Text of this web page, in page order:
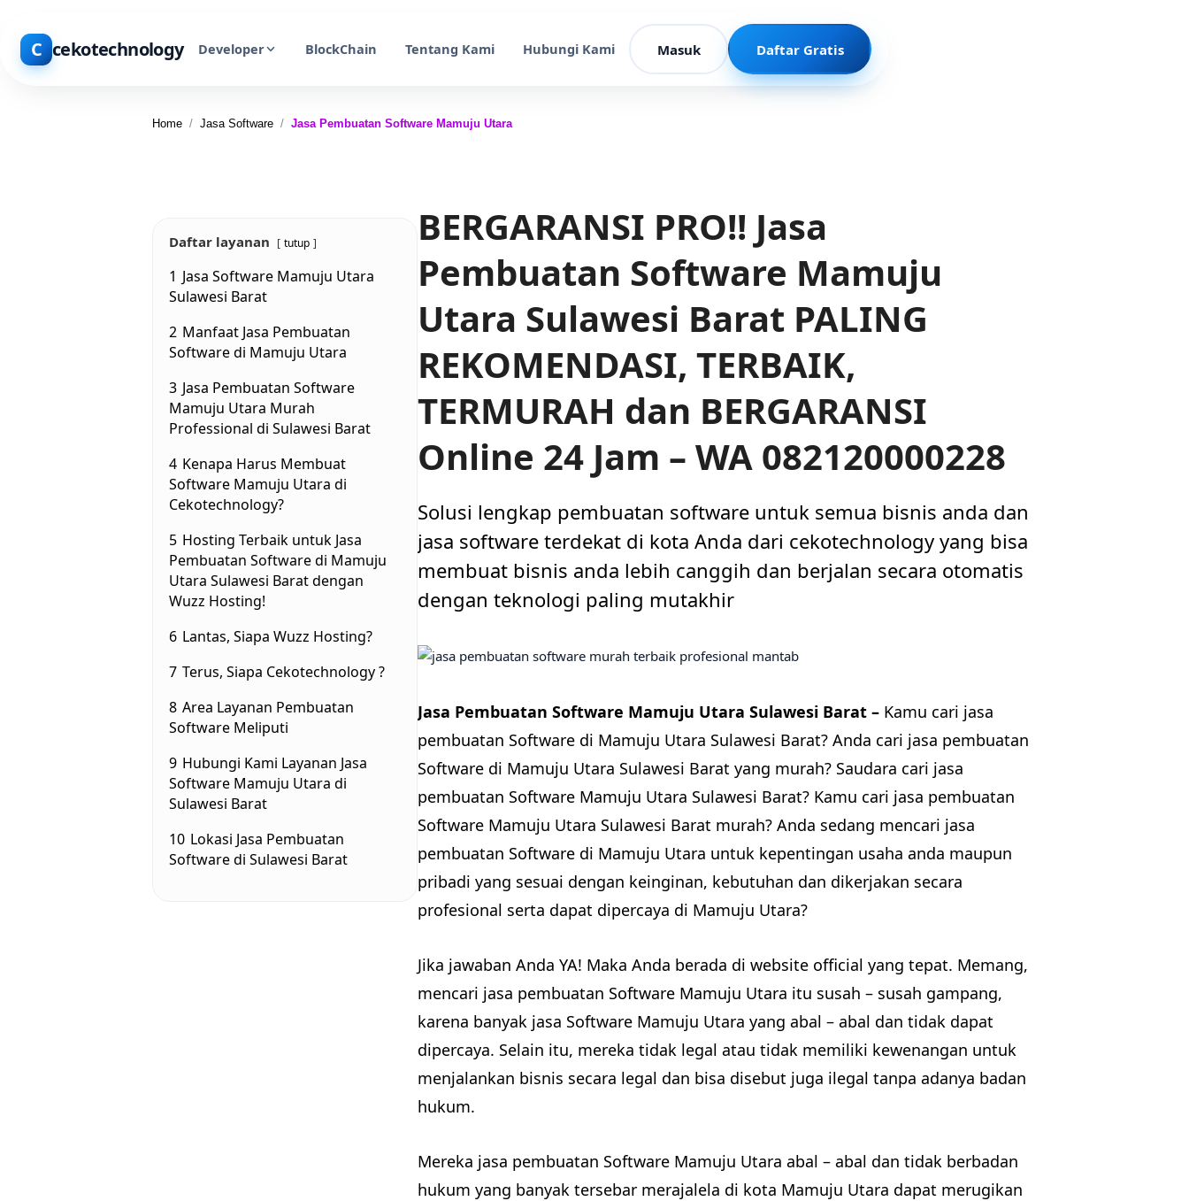
C cekotechnology Developer BlockChain Tentang Kami Hubungi Kami Masuk Daftar Gratis
Home / Jasa Software / Jasa Pembuatan Software Mamuju Utara
Daftar layanan tutup
1 Jasa Software Mamuju Utara
Sulawesi Barat
2 Manfaat Jasa Pembuatan
Software di Mamuju Utara
3 Jasa Pembuatan Software
Mamuju Utara Murah
Professional di Sulawesi Barat
4 Kenapa Harus Membuat
Software Mamuju Utara di
Cekotechnology?
5 Hosting Terbaik untuk Jasa
Pembuatan Software di Mamuju
Utara Sulawesi Barat dengan
Wuzz Hosting!
6 Lantas, Siapa Wuzz Hosting?
7 Terus, Siapa Cekotechnology ?
8 Area Layanan Pembuatan
Software Meliputi
9 Hubungi Kami Layanan Jasa
Software Mamuju Utara di
Sulawesi Barat
10 Lokasi Jasa Pembuatan
Software di Sulawesi Barat
BERGARANSI PRO!! Jasa
Pembuatan Software Mamuju
Utara Sulawesi Barat PALING
REKOMENDASI, TERBAIK,
TERMURAH dan BERGARANSI
Online 24 Jam – WA 082120000228
Solusi lengkap pembuatan software untuk semua bisnis anda dan
jasa software terdekat di kota Anda dari cekotechnology yang bisa
membuat bisnis anda lebih canggih dan berjalan secara otomatis
dengan teknologi paling mutakhir
Jasa Pembuatan Software Mamuju Utara Sulawesi Barat – Kamu cari jasa
pembuatan Software di Mamuju Utara Sulawesi Barat? Anda cari jasa pembuatan
Software di Mamuju Utara Sulawesi Barat yang murah? Saudara cari jasa
pembuatan Software Mamuju Utara Sulawesi Barat? Kamu cari jasa pembuatan
Software Mamuju Utara Sulawesi Barat murah? Anda sedang mencari jasa
pembuatan Software di Mamuju Utara untuk kepentingan usaha anda maupun
pribadi yang sesuai dengan keinginan, kebutuhan dan dikerjakan secara
profesional serta dapat dipercaya di Mamuju Utara?
Jika jawaban Anda YA! Maka Anda berada di website official yang tepat. Memang,
mencari jasa pembuatan Software Mamuju Utara itu susah – susah gampang,
karena banyak jasa Software Mamuju Utara yang abal – abal dan tidak dapat
dipercaya. Selain itu, mereka tidak legal atau tidak memiliki kewenangan untuk
menjalankan bisnis secara legal dan bisa disebut juga ilegal tanpa adanya badan
hukum.
Mereka jasa pembuatan Software Mamuju Utara abal – abal dan tidak berbadan
hukum yang banyak tersebar merajalela di kota Mamuju Utara dapat merugikan